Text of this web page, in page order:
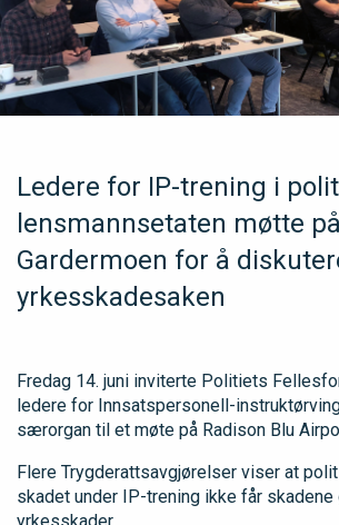
Ledere for IP-trening i
lensmannsetaten møtte på
Gardermoen for å
yrkesskadesaken
Fredag 14. juni inviterte Politiets
ledere for Innsatspersonell-
særorgan til et møte på Radison Blu
Flere Trygderattsavgjørelser viser at
skadet under IP-trening ikke får
yrkesskader.